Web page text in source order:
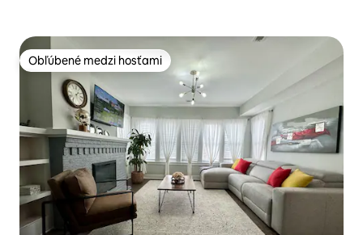
Obľúbené medzi hosťami
Obľúbené medzi hosťami